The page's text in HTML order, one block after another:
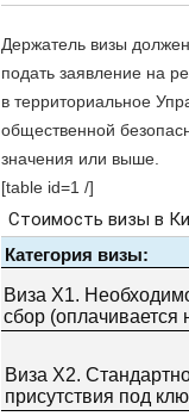
Держатель визы
подать заявление на
в территориальное
общественной
значения или выше.
[table id=1 /]